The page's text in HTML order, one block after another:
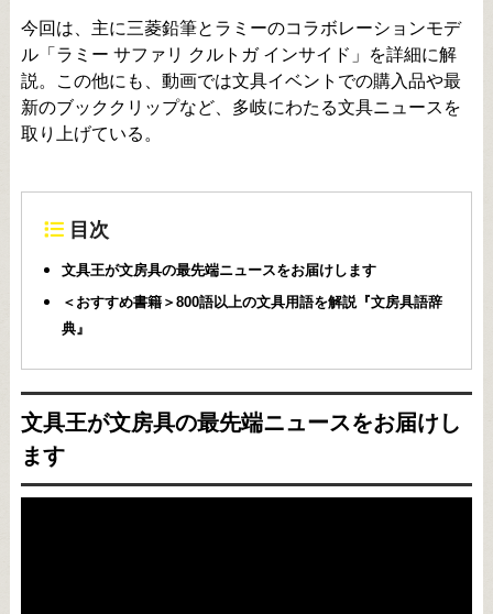
今回は、主に三菱鉛筆とラミーのコラボレーションモデ
ル「ラミー サファリ クルトガ インサイド」を詳細に解
説。この他にも、動画では文具イベントでの購入品や最
新のブッククリップなど、多岐にわたる文具ニュースを
取り上げている。
目次
文具王が文房具の最先端ニュースをお届けします
＜おすすめ書籍＞800語以上の文具用語を解説『文房具語辞
典』
文具王が文房具の最先端ニュースをお届けし
ます